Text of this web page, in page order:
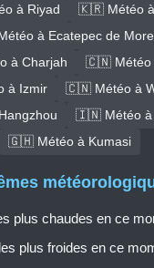
à Riyad
🇰🇷 Météo à
à Ecatepec de
à Charjah
🇨🇳 Météo
à Izmir
🇨🇳 Météo à
🇮🇳 Météo à
🇬🇭 Météo à Kumasi
plus chaudes en ce
plus froides en ce